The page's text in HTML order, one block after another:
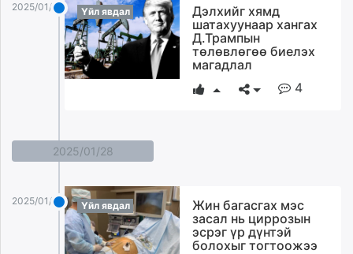
2025/01/30 Үйл явдал
Дэлхийг хямд
шатахуунаар хангах
Д.Трампын
төлөвлөгөө биелэх
магадлал
4
2025/01/28
2025/01/28 Үйл явдал
Жин багасгах мэс
засал нь циррозын
эсрэг үр дүнтэй
болохыг тогтоожээ